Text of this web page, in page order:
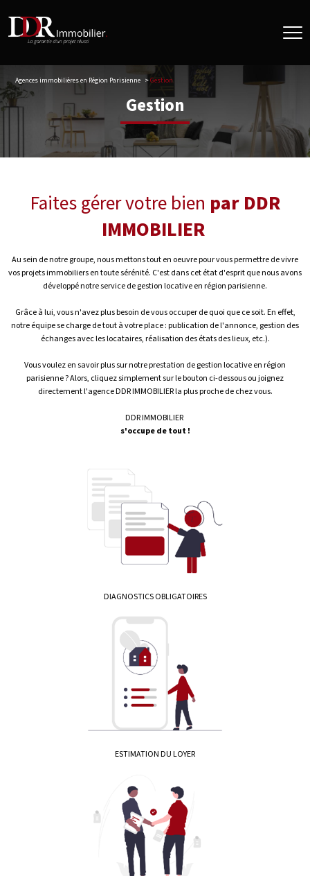
Agences immobilières en Région Parisienne Gestion
Gestion
Faites gérer votre bien par DDR
IMMOBILIER
Au sein de notre groupe, nous mettons tout en oeuvre pour vous permettre de vivre
vos projets immobiliers en toute sérénité. C'est dans cet état d'esprit que nous avons
développé notre service de gestion locative en région parisienne.
Grâce à lui, vous n'avez plus besoin de vous occuper de quoi que ce soit. En effet,
notre équipe se charge de tout à votre place : publication de l'annonce, gestion des
échanges avec les locataires, réalisation des états des lieux, etc.).
Vous voulez en savoir plus sur notre prestation de gestion locative en région
parisienne ? Alors, cliquez simplement sur le bouton ci-dessous ou joignez
directement l'agence DDR IMMOBILIER la plus proche de chez vous.
DDR IMMOBILIER
s'occupe de tout !
DIAGNOSTICS OBLIGATOIRES
ESTIMATION DU LOYER